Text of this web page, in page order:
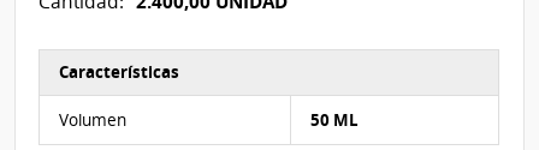
Características
Volumen 50 ML